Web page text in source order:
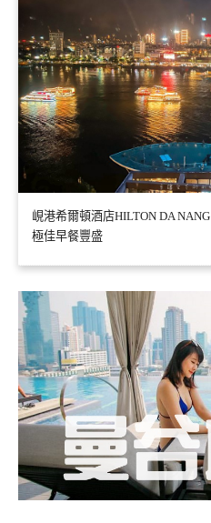
峴港希爾頓酒店HILTON DA
極佳早餐豐盛